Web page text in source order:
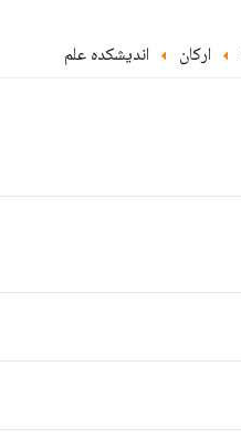
ارکان اندیشکده علم